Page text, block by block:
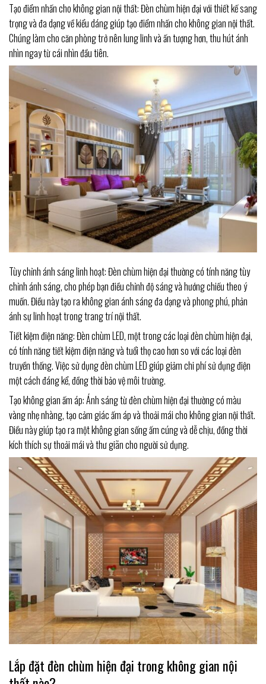
Tạo điểm nhấn cho không gian nội thất: Đèn chùm hiện đại với thiết kế sang
trọng và đa dạng về kiểu dáng giúp tạo điểm nhấn cho không gian nội thất.
Chúng làm cho căn phòng trở nên lung linh và ấn tượng hơn, thu hút ánh
nhìn ngay từ cái nhìn đầu tiên.
Tùy chỉnh ánh sáng linh hoạt: Đèn chùm hiện đại thường có tính năng tùy
chỉnh ánh sáng, cho phép bạn điều chỉnh độ sáng và hướng chiếu theo ý
muốn. Điều này tạo ra không gian ánh sáng đa dạng và phong phú, phản
ánh sự linh hoạt trong trang trí nội thất.
Tiết kiệm điện năng: Đèn chùm LED, một trong các loại đèn chùm hiện đại,
có tính năng tiết kiệm điện năng và tuổi thọ cao hơn so với các loại đèn
truyền thống. Việc sử dụng đèn chùm LED giúp giảm chi phí sử dụng điện
một cách đáng kể, đồng thời bảo vệ môi trường.
Tạo không gian ấm áp: Ánh sáng từ đèn chùm hiện đại thường có màu
vàng nhẹ nhàng, tạo cảm giác ấm áp và thoải mái cho không gian nội thất.
Điều này giúp tạo ra một không gian sống ấm cúng và dễ chịu, đồng thời
kích thích sự thoải mái và thư giãn cho người sử dụng.
Lắp đặt đèn chùm hiện đại trong không gian nội